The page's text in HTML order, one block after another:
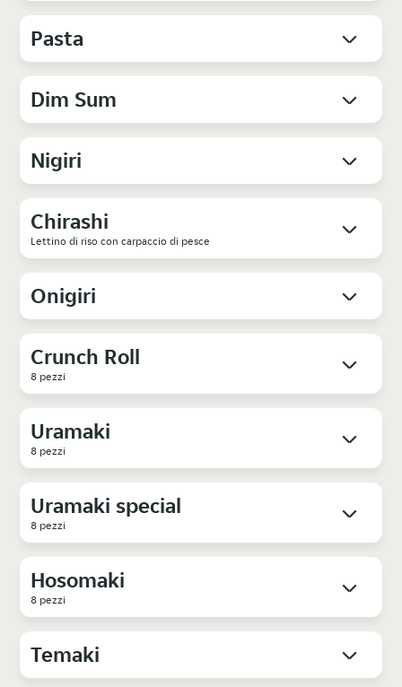
Pasta
Dim Sum
Nigiri
Chirashi
Lettino di riso con carpaccio di pesce
Onigiri
Crunch Roll
8 pezzi
Uramaki
8 pezzi
Uramaki special
8 pezzi
Hosomaki
8 pezzi
Temaki